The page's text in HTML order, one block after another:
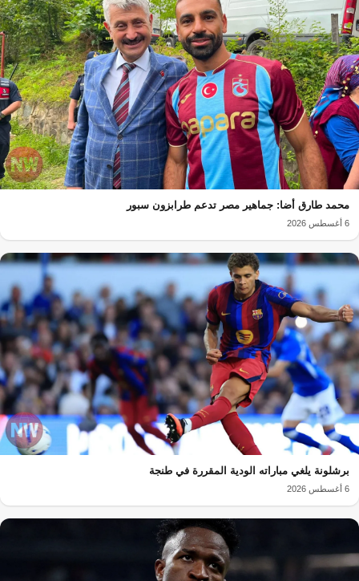
محمد طارق أضا: جماهير مصر تدعم طرابزون سبور
6 أغسطس 2026
برشلونة يلغي مباراته الودية المقررة في طنجة
6 أغسطس 2026